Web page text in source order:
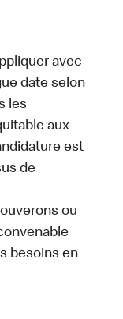
avec
date selon
les
aux
est
de
ou
besoins en